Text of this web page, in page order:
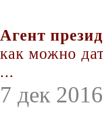
Агент
как можно
...
7 дек 2016